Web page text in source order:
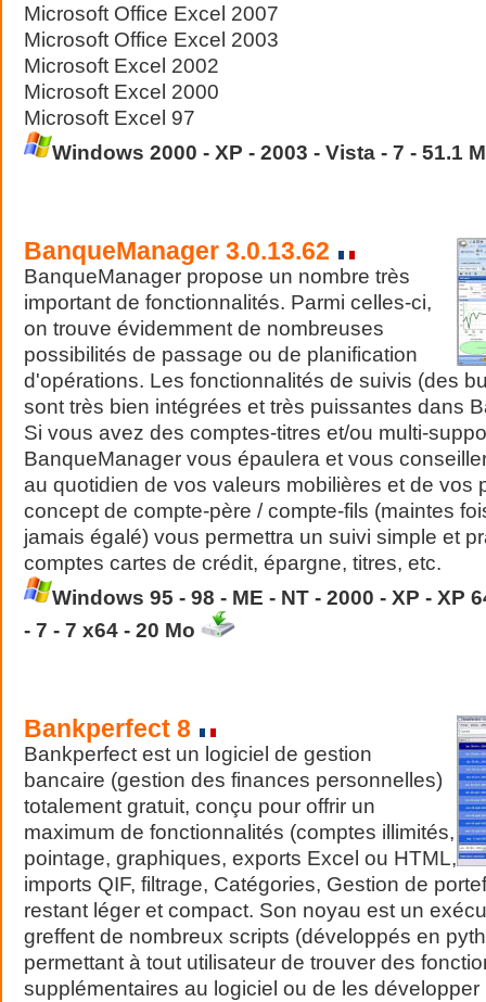
Microsoft Office Excel 2007
Microsoft Office Excel 2003
Microsoft Excel 2002
Microsoft Excel 2000
Microsoft Excel 97
Windows 2000 - XP - 2003 - Vista - 7 - 51.1
BanqueManager 3.0.13.62
BanqueManager propose un nombre très
important de fonctionnalités. Parmi celles-ci,
on trouve évidemment de nombreuses
possibilités de passage ou de planification
d'opérations. Les fonctionnalités de suivis (des
sont très bien intégrées et très puissantes dans
Si vous avez des comptes-titres et/ou multi-
BanqueManager vous épaulera et vous
au quotidien de vos valeurs mobilières et de vos
concept de compte-père / compte-fils (maintes
jamais égalé) vous permettra un suivi simple et
comptes cartes de crédit, épargne, titres, etc.
Windows 95 - 98 - ME - NT - 2000 - XP - XP
- 7 - 7 x64 - 20 Mo
Bankperfect 8
Bankperfect est un logiciel de gestion
bancaire (gestion des finances personnelles)
totalement gratuit, conçu pour offrir un
maximum de fonctionnalités (comptes illimités,
pointage, graphiques, exports Excel ou HTML,
imports QIF, filtrage, Catégories, Gestion de
restant léger et compact. Son noyau est un
greffent de nombreux scripts (développés en
permettant à tout utilisateur de trouver des
supplémentaires au logiciel ou de les développer